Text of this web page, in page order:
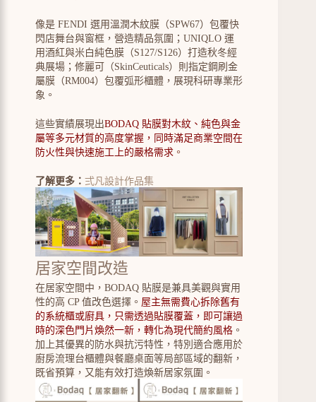
像是 FENDI 選用溫潤木紋膜（SPW67）包覆快
閃店舞台與窗框，營造精品氛圍；UNIQLO 運
用酒紅與米白純色膜（S127/S126）打造秋冬經
典展場；修麗可（SkinCeuticals）則指定鋼刷金
屬膜（RM004）包覆弧形櫃體，展現科研專業形
象。
這些實績展現出BODAQ 貼膜對木紋、純色與金
屬等多元材質的高度掌握，同時滿足商業空間在
防火性與快速施工上的嚴格需求 。
了解更多： 弍凡設計作品集
居家空間改造
在居家空間中，BODAQ 貼膜是兼具美觀與實用
性的高 CP 值改色選擇。 屋主無需費心拆除舊有
的系統櫃或廚具，只需透過貼膜覆蓋，即可讓過
時的深色門片煥然一新，轉化為現代簡約風格 。
加上其優異的防水與抗污特性，特別適合應用於
廚房流理台櫃體與餐廳桌面等局部區域的翻新，
既省預算，又能有效打造煥新居家氛圍。